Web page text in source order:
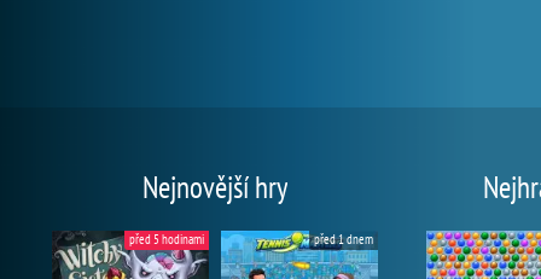
Nejnovější hry
před 5 hodinami před 1 dnem